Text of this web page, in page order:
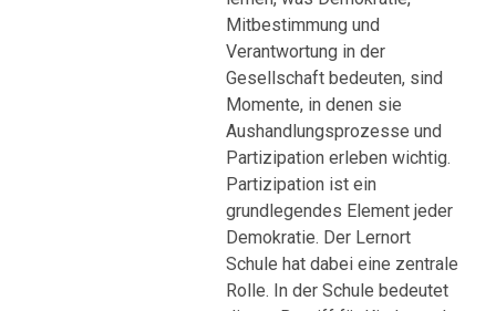
Mitbestimmung und
Verantwortung in der
Gesellschaft bedeuten, sind
Momente, in denen sie
Aushandlungsprozesse und
Partizipation erleben wichtig.
Partizipation ist ein
grundlegendes Element jeder
Demokratie. Der Lernort
Schule hat dabei eine zentrale
Rolle. In der Schule bedeutet